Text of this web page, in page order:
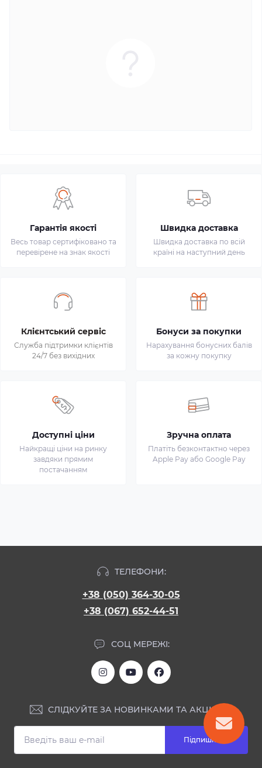
Гарантія якості
Весь товар сертифіковано та
перевірене на знак якості
Швидка доставка
Швидка доставка по всій
країні на наступний день
Клієнтський сервіс
Служба підтримки клієнтів
24/7 без вихідних
Бонуси за покупки
Нарахування бонусних балів
за кожну покупку
Доступні ціни
Найкращі ціни на ринку
завдяки прямим
постачанням
Зручна оплата
Платіть безконтактно через
Apple Pay або Google Pay
ТЕЛЕФОНИ:
+38 (050) 364-30-05
+38 (067) 652-44-51
СОЦ МЕРЕЖІ:
СЛІДКУЙТЕ ЗА НОВИНКАМИ ТА АКЦІЯМИ:
Підпишіться